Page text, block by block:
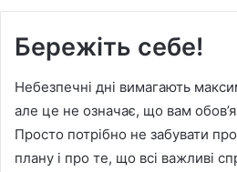
Бережіть себе!
Небезпечні дні вимагають
але це не означає, що вам
Просто потрібно не забувати
плану і про те, що всі важливі